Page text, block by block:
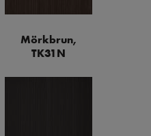
Mörkbrun,
TK31N